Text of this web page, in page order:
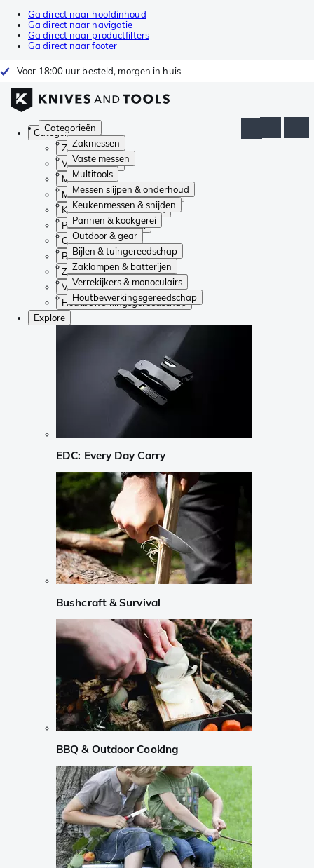
Ga direct naar hoofdinhoud
Ga direct naar navigatie
Ga direct naar productfilters
Ga direct naar footer
Voor 18:00 uur besteld, morgen in huis
Categorieën
Zakmessen
Vaste messen
Multitools
Messen slijpen & onderhoud
Keukenmessen & snijden
Pannen & kookgerei
Outdoor & gear
Bijlen & tuingereedschap
Zaklampen & batterijen
Verrekijkers & monoculairs
Houtbewerkingsgereedschap
Categorieën
Zakmessen
Vaste messen
Multitools
Messen slijpen & onderhoud
Keukenmessen & snijden
Pannen & kookgerei
Outdoor & gear
Bijlen & tuingereedschap
Zaklampen & batterijen
Verrekijkers & monoculairs
Houtbewerkingsgereedschap
Explore
EDC: Every Day Carry
Bushcraft & Survival
BBQ & Outdoor Cooking